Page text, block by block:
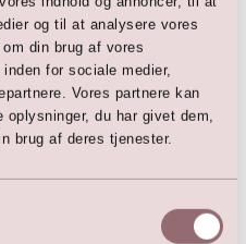
og til at analysere vores
din brug af vores
for sociale medier,
Vores partnere kan
oplysninger, du har givet dem,
brug af deres tjenester.